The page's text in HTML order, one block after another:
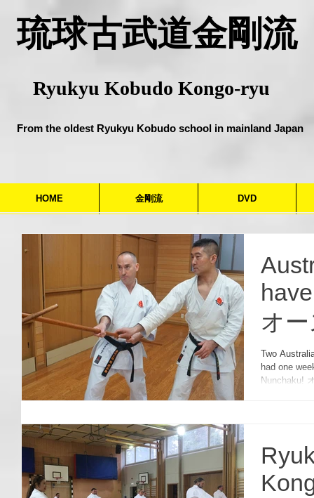
​琉球古武道金剛流
Ryukyu Kobudo Kongo-ryu
From the oldest Ryukyu Kobudo school in mainland Japan
HOME 金剛流 DVD
オ
導
ま
Two
had one
Nunchaku!